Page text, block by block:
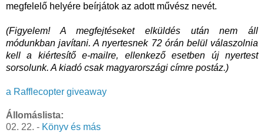
megfelelő helyére beírjátok az adott művész nevét.
(Figyelem! A megfejtéseket elküldés után nem áll
módunkban javítani. A nyertesnek 72 órán belül válaszolnia
kell a kiértesítő e-mailre, ellenkező esetben új nyertest
sorsolunk. A kiadó csak magyarországi címre postáz.)
a Rafflecopter giveaway
Állomáslista:
02. 22. - Könyv és más